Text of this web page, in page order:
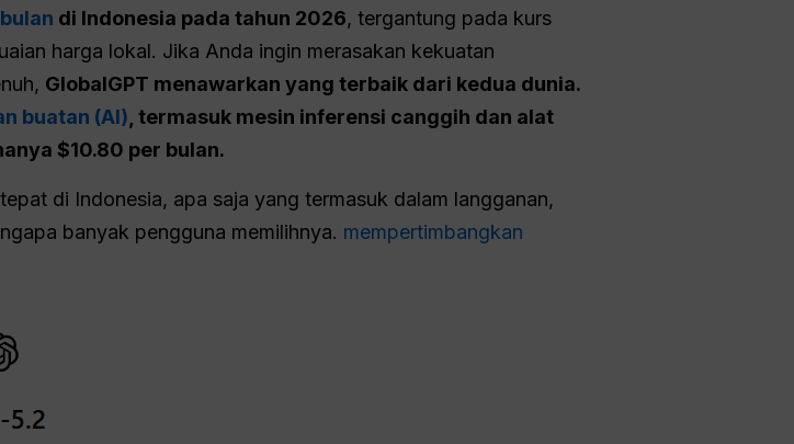
di Indonesia pada tahun 2026, tergantung pada kurs
harga lokal. Jika Anda ingin merasakan kekuatan
GlobalGPT menawarkan yang terbaik dari kedua dunia.
buatan (AI), termasuk mesin inferensi canggih dan alat
$10.80 per bulan.
di Indonesia, apa saja yang termasuk dalam langganan,
banyak pengguna memilihnya. mempertimbangkan